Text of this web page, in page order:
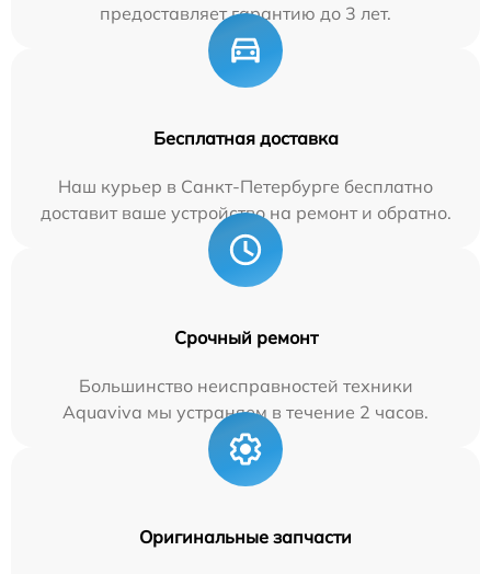
предоставляет гарантию до 3 лет.
Бесплатная доставка
Наш курьер в Санкт-Петербурге бесплатно
доставит ваше устройство на ремонт и обратно.
Срочный ремонт
Большинство неисправностей техники
Aquaviva мы устраняем в течение 2 часов.
Оригинальные запчасти